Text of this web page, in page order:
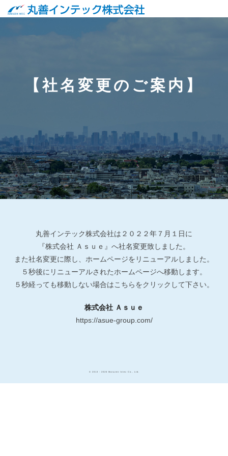
【社名変更のご案内】
丸善インテック株式会社は２０２２年７月１日に
『株式会社 Ａｓｕｅ』へ社名変更致しました。
また社名変更に際し、ホームページをリニューアルしました。
５秒後にリニューアルされたホームページへ移動します。
５秒経っても移動しない場合はこちらをクリックして下さい。
株式会社 Ａｓｕｅ
https://asue-group.com/
© 2013 - 2026 Maruzen Intec Co., Ltd.